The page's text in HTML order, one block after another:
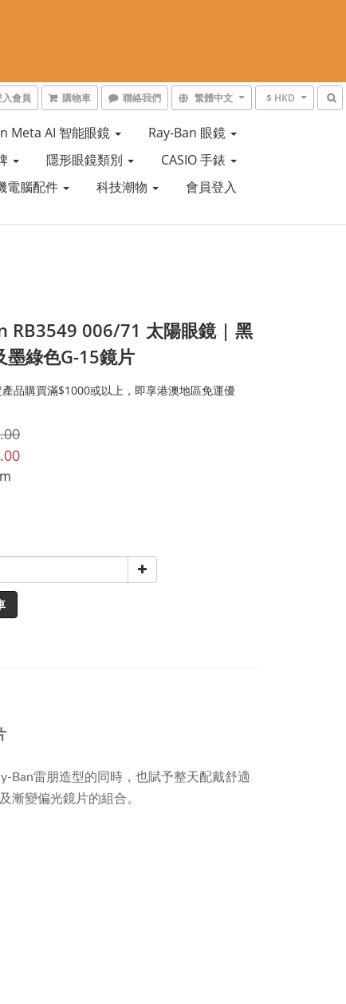
入會員 購物車 聯絡我們 繁體中文 $ HKD
Meta AI 智能眼鏡
Ray-Ban 眼鏡
隱形眼鏡類別
CASIO 手錶
電腦配件 科技潮物 會員登入
RB3549 006/71 太陽眼鏡 | 黑
墨綠色G-15鏡片
品購買滿$1000或以上，即享港澳地區免運優
Ban雷朋造型的同時，也賦予整天配戴舒適
漸變偏光鏡片的組合。